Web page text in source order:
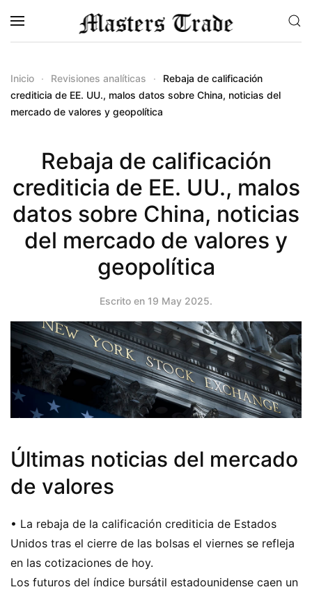
Skip to main content
Inicio Revisiones analíticas
Rebaja de calificación
crediticia de EE. UU., malos datos sobre China, noticias del
mercado de valores y geopolítica
Rebaja de calificación
crediticia de EE. UU., malos
datos sobre China, noticias
del mercado de valores y
geopolítica
Escrito en 19 May 2025.
Últimas noticias del mercado
de valores
• La rebaja de la calificación crediticia de Estados
Unidos tras el cierre de las bolsas el viernes se refleja
en las cotizaciones de hoy.
Los futuros del índice bursátil estadounidense caen un